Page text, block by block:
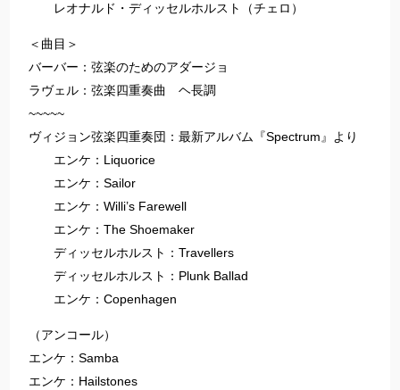
レオナルド・ディッセルホルスト（チェロ）
＜曲目＞
バーバー：弦楽のためのアダージョ
ラヴェル：弦楽四重奏曲 ヘ長調
~~~~~
ヴィジョン弦楽四重奏団：最新アルバム『Spectrum』より
エンケ：Liquorice
エンケ：Sailor
エンケ：Willi’s Farewell
エンケ：The Shoemaker
ディッセルホルスト：Travellers
ディッセルホルスト：Plunk Ballad
エンケ：Copenhagen
（アンコール）
エンケ：Samba
エンケ：Hailstones